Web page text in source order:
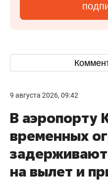
9 августа 2026, 09:42
В аэропорту
временных
на вылет и